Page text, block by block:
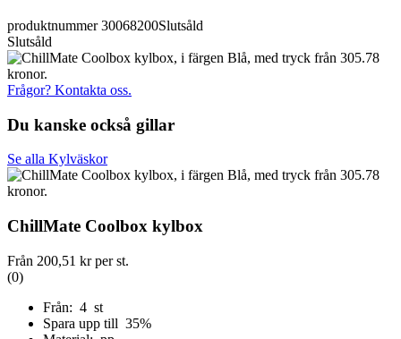
produktnummer 30068200Slutsåld
Slutsåld
Frågor? Kontakta oss.
Du kanske också gillar
Se alla Kylväskor
ChillMate Coolbox kylbox
Från 200,51 krper st.
(0)
Från: 4 st
Spara upp till 35%